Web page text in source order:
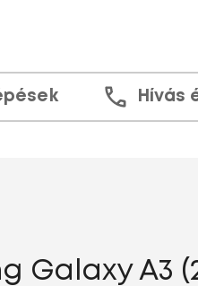
Hívás
Galaxy A3